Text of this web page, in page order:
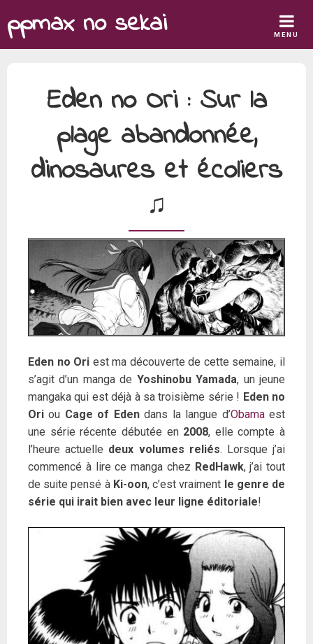
to
content
ppmax no sekai MENU
Eden no Ori : Sur la
plage abandonnée,
dinosaures et écoliers
♫
Eden no Ori est ma découverte de cette semaine, il
s’agit d’un manga de Yoshinobu Yamada, un jeune
mangaka qui est déjà à sa troisième série ! Eden no
Ori ou Cage of Edendans la langue d’Obamaest
une série récente débutée en 2008, elle compte à
l’heure actuelle deux volumes reliés. Lorsque j’ai
commencé à lire ce manga chez RedHawk, j’ai tout
de suite pensé àKi-oon, c’est vraiment le genre de
série qui irait bien avec leur ligne éditoriale!